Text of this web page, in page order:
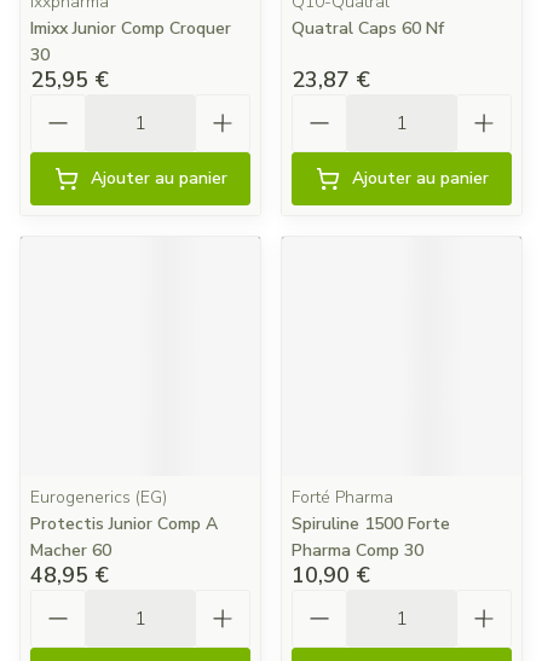
Imixx Junior Comp Croquer
30
25,95 €
Ajouter au panier
Quatral Caps 60 Nf
23,87 €
Ajouter au panier
Eurogenerics (EG)
Protectis Junior Comp A
Macher 60
48,95 €
Forté Pharma
Spiruline 1500 Forte
Pharma Comp 30
10,90 €